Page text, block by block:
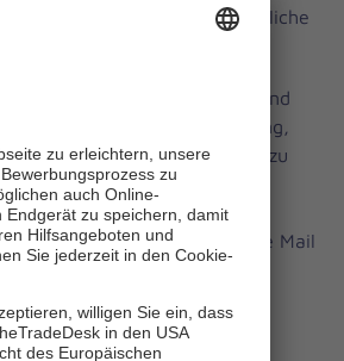
den Kindern kindergartenähnliche
wir Ihnen unsere Einrichtung und
Auskünfte zur Betreuung,
zu unseren Angeboten und zu
an oder schreiben Sie uns eine Mail
einen Termin mit uns.
auf Sie und Ihr Kind!